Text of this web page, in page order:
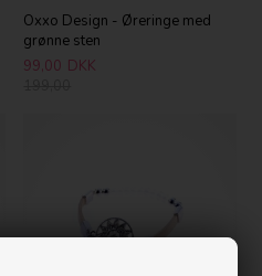
Oxxo Design - Øreringe med
grønne sten
99,00 DKK